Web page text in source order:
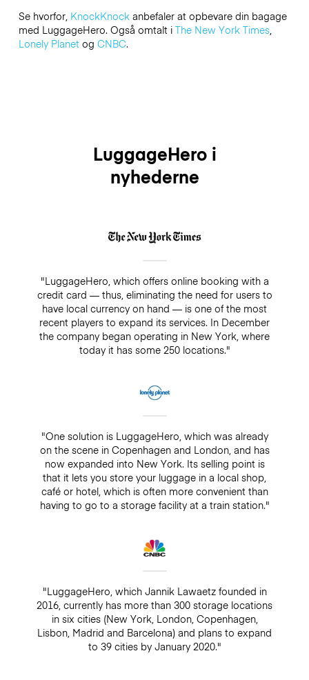
Se hvorfor, KnockKnockanbefaler at opbevare din bagage
med LuggageHero. Også omtalt i The New York Times,
Lonely Planetog CNBC.
LuggageHero i
nyhederne
"LuggageHero, which offers online booking with a
credit card — thus, eliminating the need for users to
have local currency on hand — is one of the most
recent players to expand its services. In December
the company began operating in New York, where
today it has some 250 locations."
"One solution is LuggageHero, which was already
on the scene in Copenhagen and London, and has
now expanded into New York. Its selling point is
that it lets you store your luggage in a local shop,
café or hotel, which is often more convenient than
having to go to a storage facility at a train station."
"LuggageHero, which Jannik Lawaetz founded in
2016, currently has more than 300 storage locations
in six cities (New York, London, Copenhagen,
Lisbon, Madrid and Barcelona) and plans to expand
to 39 cities by January 2020."